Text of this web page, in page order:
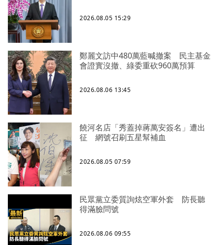
2026.08.05 15:29
鄭麗文訪中480萬藍喊撤案 民主基金
會證實沒撤、綠委重砍960萬預算
2026.08.06 13:45
饒河名店「秀蓋掉蔣萬安簽名」遭出
征 網號召刷五星幫補血
2026.08.05 07:59
民眾黨立委質詢炫空軍外套 防長聽
得滿臉問號
2026.08.06 09:55